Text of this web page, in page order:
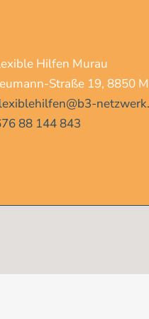
Hilfen Murau
Straße 19, 8850
88 144 843